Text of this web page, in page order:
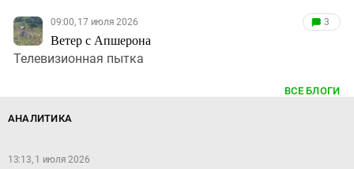
09:00, 17 июля 2026
Ветер с Апшерона
3
Телевизионная пытка
ВСЕ БЛОГИ
АНАЛИТИКА
13:13, 1 июля 2026